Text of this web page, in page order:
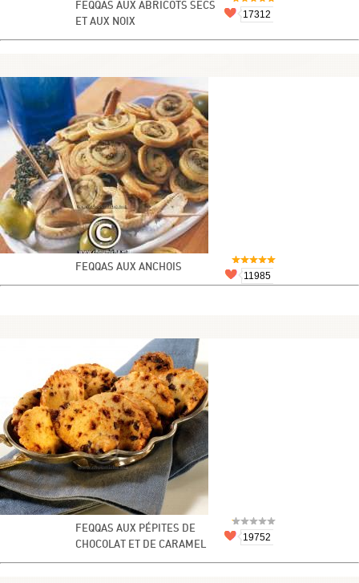
FEQQAS AUX ABRICOTS SECS
ET AUX NOIX
17312
FEQQAS AUX ANCHOIS
11985
FEQQAS AUX PÉPITES DE
CHOCOLAT ET DE CARAMEL
19752